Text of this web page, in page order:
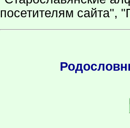
посетителям сайта",